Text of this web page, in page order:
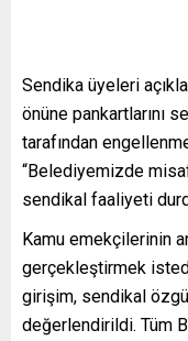
Sendika üyeleri
önüne pankartlarını
tarafından
“Belediyemizde
sendikal faaliyeti
Kamu emekçilerinin
gerçekleştirmek
girişim, sendikal
değerlendirildi. Tüm